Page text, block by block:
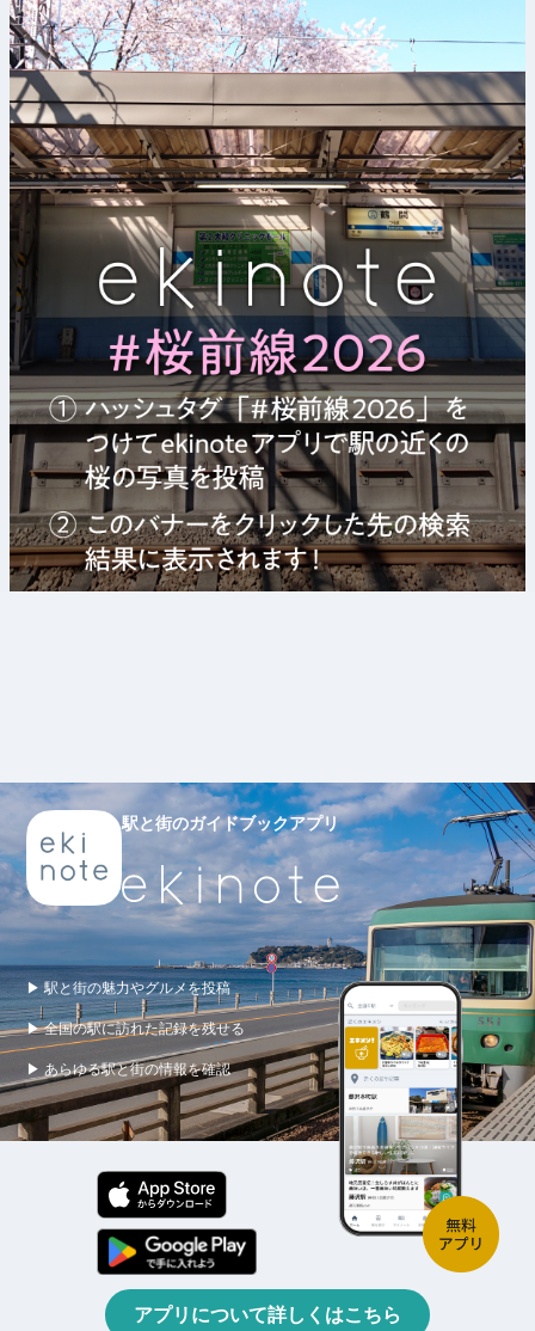
駅と街のガイドブックアプリ
▶ 駅と街の魅力やグルメを投稿
▶ 全国の駅に訪れた記録を残せる
▶ あらゆる駅と街の情報を確認
アプリについて詳しくはこちら